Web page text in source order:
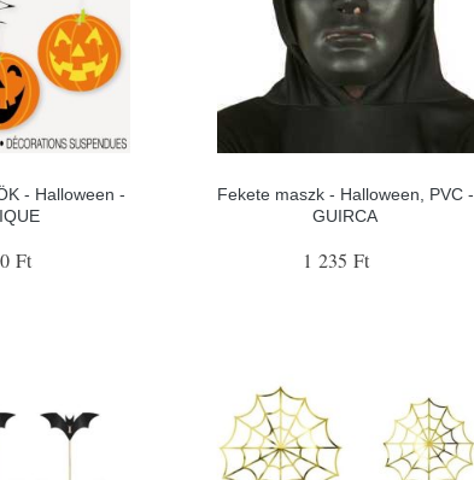
- Halloween -
Ft
Fekete maszk - Halloween, PVC -
GUIRCA
1 235 Ft